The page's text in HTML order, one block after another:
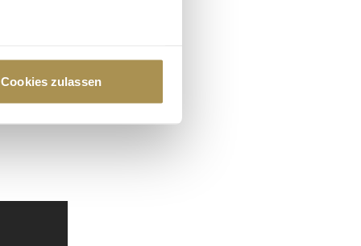
Präferenzen im
Cookies zulassen